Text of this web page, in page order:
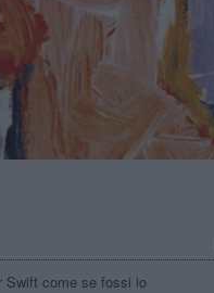
Swift come se fossi io